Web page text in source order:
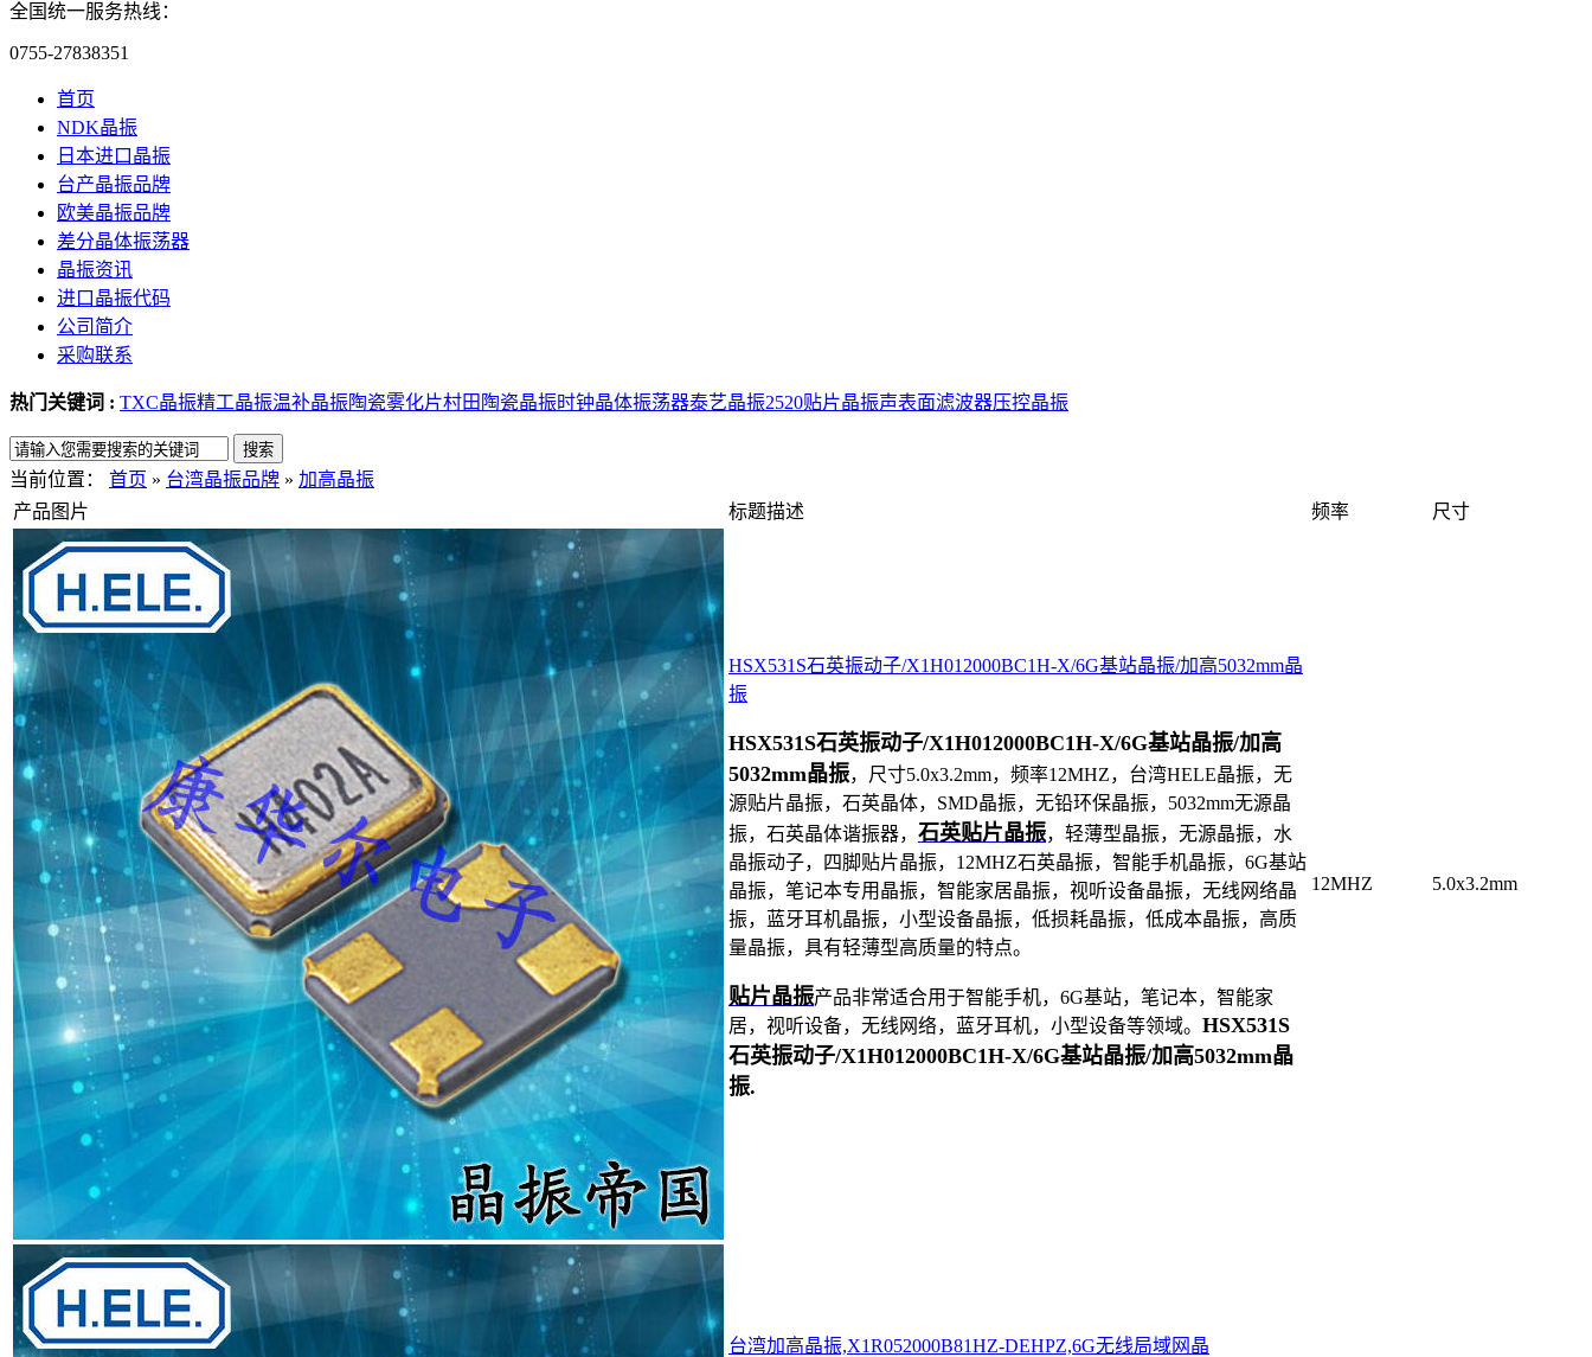
全国统一服务热线：
0755-27838351
首页
NDK晶振
日本进口晶振
台产晶振品牌
欧美晶振品牌
差分晶体振荡器
晶振资讯
进口晶振代码
公司简介
采购联系
热门关键词 : TXC晶振精工晶振温补晶振陶瓷雾化片村田陶瓷晶振时钟晶体振荡器泰艺晶振2520贴片晶振声表面滤波器压控晶振
当前位置： 首页 » 台湾晶振品牌 » 加高晶振
产品图片
标题描述 频率 尺寸
HSX531S石英振动子/X1H012000BC1H-X/6G基站晶振/加高5032mm晶
振
HSX531S石英振动子/X1H012000BC1H-X/6G基站晶振/加高
5032mm晶振，尺寸5.0x3.2mm，频率12MHZ，台湾HELE晶振，无
源贴片晶振，石英晶体，SMD晶振，无铅环保晶振，5032mm无源晶
振，石英晶体谐振器， 石英贴片晶振，轻薄型晶振，无源晶振，水
晶振动子，四脚贴片晶振，12MHZ石英晶振，智能手机晶振，6G基站
晶振，笔记本专用晶振，智能家居晶振，视听设备晶振，无线网络晶
振，蓝牙耳机晶振，小型设备晶振，低损耗晶振，低成本晶振，高质
量晶振，具有轻薄型高质量的特点。
贴片晶振产品非常适合用于智能手机，6G基站，笔记本，智能家
居，视听设备，无线网络，蓝牙耳机，小型设备等领域。 HSX531S
石英振动子/X1H012000BC1H-X/6G基站晶振/加高5032mm晶
振.
12MHZ 5.0x3.2mm
台湾加高晶振,X1R052000B81HZ-DEHPZ,6G无线局域网晶